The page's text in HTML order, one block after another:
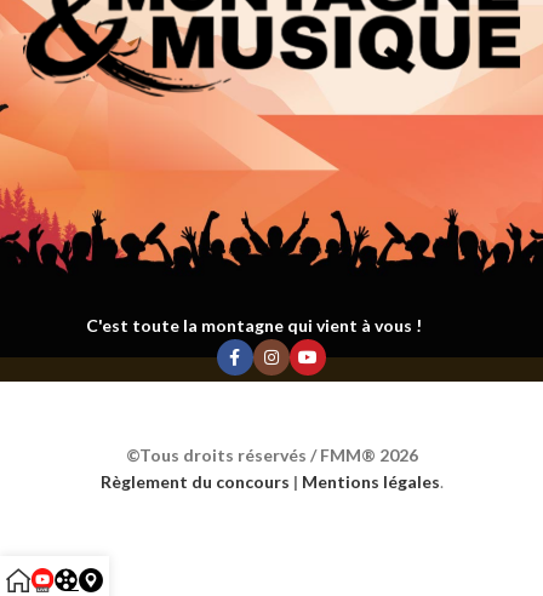
C'est toute la montagne qui vient à vous !
©Tous droits réservés / FMM® 2026
Règlement du concours | Mentions légales.